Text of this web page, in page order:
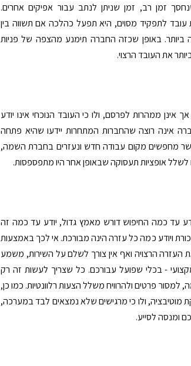
זמן רב, זמן שניתן לנתב עבור אפיקים אחרים.
לתפקיד מסוים, היא תפעל כהלכה אם תשווה בין
ביותר. באופן שכזה החברה תימנע מהצפה של פניות
את העובד הרצוי.
ממהרות לפרסם, ולו כי העובד הנוכחי אינו יודע
אינה רוצה שהחברות המתחרות יידעו שהיא פתחה
מחפשים מקום עבודה חדש ונעזרים בחברת השמה,
אופציות תעסוקה שבאופן אחר היו מתפספסות.
עד כמה החיפוש דורש מאמץ גדול, יודע עד כמה זה
ויודע כמה כל עזרה הינה מבורכת. אי לכך באמצעות
העזרה הרצויה ואף אין צורך לשלם על השירות, משמע
- בכלי שפועל עבורכם. כל שצריך לעשות זה רק
פרטים ולהרוויח משלל הצעות רלוונטיות. כמו כן,
מוטיבציה, ולו כי מרגישים שלא נמצאים לבד במערכה,
ומנסה לסייע.